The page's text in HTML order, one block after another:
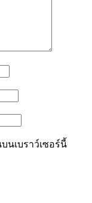
นเบราว์เซอร์นี้